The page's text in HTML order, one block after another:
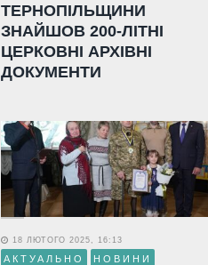
ТЕРНОПІЛЬЩИНИ
ЗНАЙШОВ 200-ЛІТНІ
ЦЕРКОВНІ АРХІВНІ
ДОКУМЕНТИ
18 ЛЮТОГО 2025, 16:13
АКТУАЛЬНО НОВИНИ